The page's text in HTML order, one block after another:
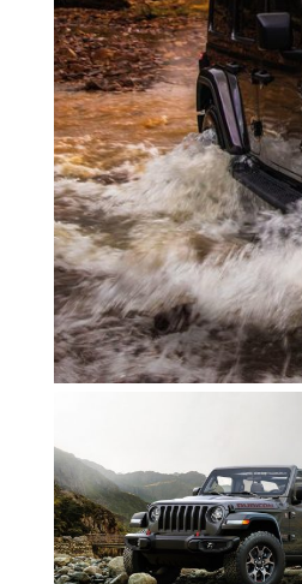
Soyez sans crainte. Nous ne